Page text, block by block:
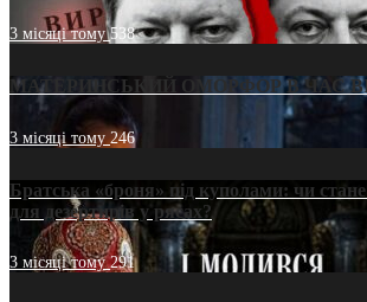
3 місяці тому538
МАТЕРИНСЬКИЙ ОМОРФОР В ЧАС
3 місяці тому246
Братська «броня» під куполами: чи
для дезертирів у рясах?
3 місяці тому291